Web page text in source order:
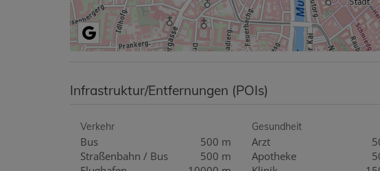
Infrastruktur/Entfernungen (POIs)
Verkehr
Bus
500 m
Straßenbahn / Bus
500 m
Gesundheit
Arzt
Apotheke